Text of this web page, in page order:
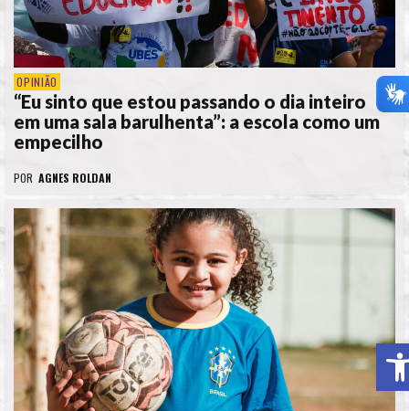
OPINIÃO
“Eu sinto que estou passando o dia inteiro
em uma sala barulhenta”: a escola como um
empecilho
POR AGNES ROLDAN